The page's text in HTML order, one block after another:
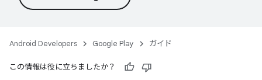
Android Developers Google Play ガイド
この情報は役に立ちましたか？